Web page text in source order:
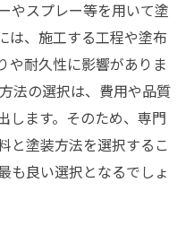
やスプレー等を用いて塗
は、施工する工程や塗布
や耐久性に影響がありま
法の選択は、費用や品質
します。そのため、専門
と塗装方法を選択するこ
も良い選択となるでしょ